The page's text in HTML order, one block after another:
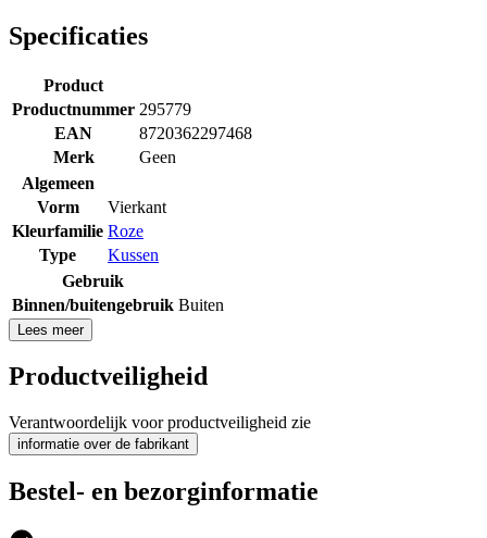
Specificaties
Product
Productnummer 295779
EAN
8720362297468
Merk
Geen
Algemeen
Vorm
Vierkant
Kleurfamilie Roze
Type
Kussen
Gebruik
Binnen/buitengebruik Buiten
Lees meer
Productveiligheid
Verantwoordelijk voor productveiligheid zie
informatie over de fabrikant
Bestel- en bezorginformatie